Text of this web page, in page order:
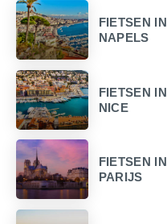
FIETSEN IN
NAPELS
FIETSEN IN
NICE
FIETSEN IN
PARIJS